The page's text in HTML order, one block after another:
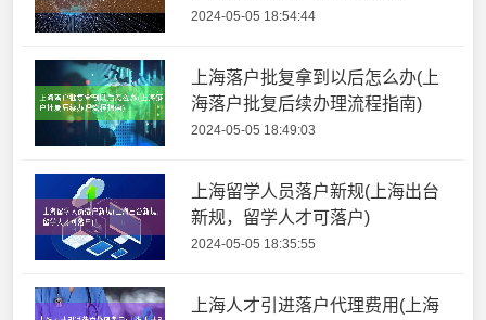
2024-05-05 18:54:44
上海落户批复拿到以后怎么办(上
海落户批复后续办理流程指南)
2024-05-05 18:49:03
上海留学人员落户新规(上海出台
新规，留学人才可落户)
2024-05-05 18:35:55
上海人才引进落户代理费用(上海